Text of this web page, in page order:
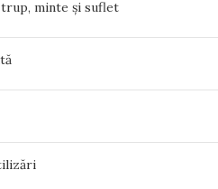
minte și suflet